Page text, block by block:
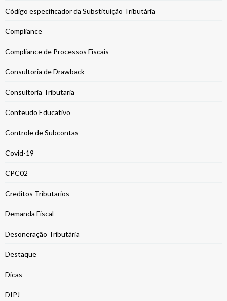
Código especificador da Substituição Tributária
Compliance
Compliance de Processos Fiscais
Consultoria de Drawback
Consultoria Tributaria
Conteudo Educativo
Controle de Subcontas
Covid-19
CPC02
Creditos Tributarios
Demanda Fiscal
Desoneração Tributária
Destaque
Dicas
DIPJ